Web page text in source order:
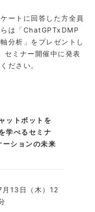
ートに回答した方全員
は「ChatGPTxDMP
分析」をプレゼントし
セミナー開催中に発表
ださい。
ットボットを
学べるセミナ
ションの未来
13日（木）12